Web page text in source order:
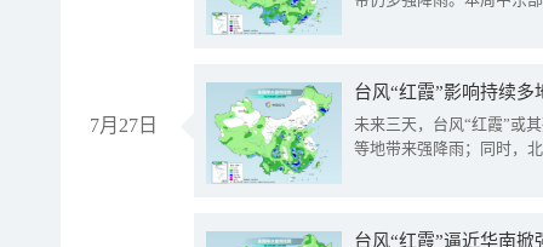
7月27日
台风“红霞”影响持续
未来三天，台风“红霞”或
等地带来强降雨；同时，
台风“红霞”逼近华南